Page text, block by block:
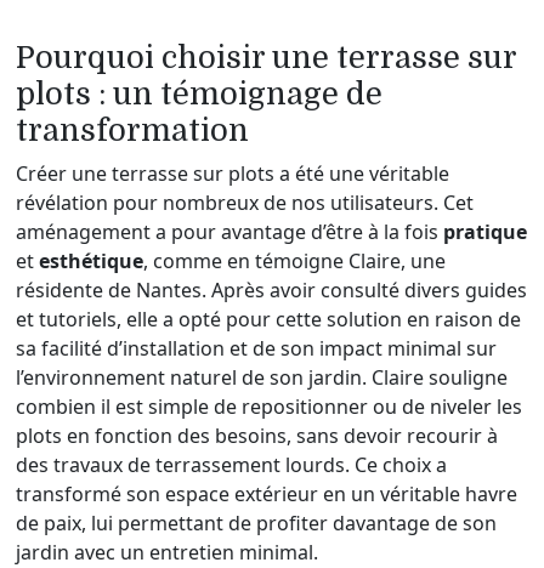
Pourquoi choisir une terrasse sur
plots : un témoignage de
transformation
Créer une terrasse sur plots a été une véritable
révélation pour nombreux de nos utilisateurs. Cet
aménagement a pour avantage d’être à la fois pratique
etesthétique, comme en témoigne Claire, une
résidente de Nantes. Après avoir consulté divers guides
et tutoriels, elle a opté pour cette solution en raison de
sa facilité d’installation et de son impact minimal sur
l’environnement naturel de son jardin. Claire souligne
combien il est simple de repositionner ou de niveler les
plots en fonction des besoins, sans devoir recourir à
des travaux de terrassement lourds. Ce choix a
transformé son espace extérieur en un véritable havre
de paix, lui permettant de profiter davantage de son
jardin avec un entretien minimal.